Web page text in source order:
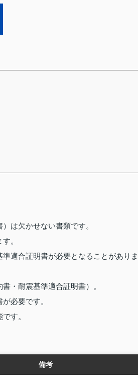
は欠かせない書類です。
。
適合証明書が必要となることがありま
・耐震基準適合証明書）。
必要です。
す。
備考